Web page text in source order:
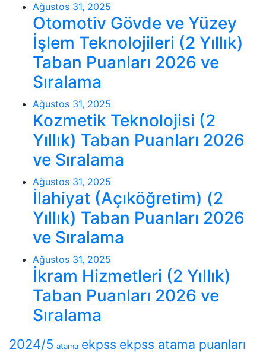
Ağustos 31, 2025
Otomotiv Gövde ve Yüzey
İşlem Teknolojileri (2 Yıllık)
Taban Puanları 2026 ve
Sıralama
Ağustos 31, 2025
Kozmetik Teknolojisi (2
Yıllık) Taban Puanları 2026
ve Sıralama
Ağustos 31, 2025
İlahiyat (Açıköğretim) (2
Yıllık) Taban Puanları 2026
ve Sıralama
Ağustos 31, 2025
İkram Hizmetleri (2 Yıllık)
Taban Puanları 2026 ve
Sıralama
2024/5 atama ekpss ekpss atama puanları